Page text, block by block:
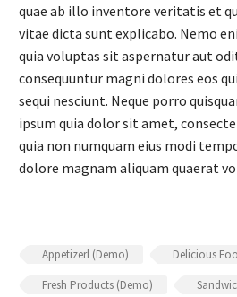
quae ab illo inventore veritatis et
vitae dicta sunt explicabo. Nemo
quia voluptas sit aspernatur aut
consequuntur magni dolores eos
sequi nesciunt. Neque porro
ipsum quia dolor sit amet,
quia non numquam eius modi
dolore magnam aliquam quaerat
Appetizerl (Demo)
Delicious
Fresh Products (Demo)